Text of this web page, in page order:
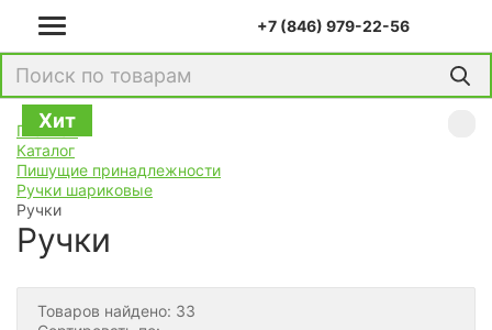
+7 (846) 979-22-56
Главная
Каталог
Пишущие принадлежности
Ручки шариковые
Ручки
Ручки
Товаров найдено: 33
Хит
Хит
Хит
Хит
Хит
Хит
Хит
Хит
Хит
Хит
Хит
Хит
Хит